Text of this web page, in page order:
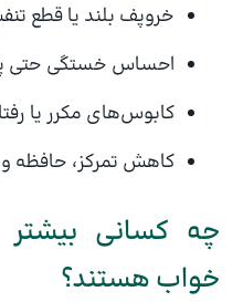
خروپف بلند یا قطع
احساس خستگی حتی
کابوس‌های مکرر یا
کاهش تمرکز، حافظه
چه کسانی بیشتر
خواب هستند؟